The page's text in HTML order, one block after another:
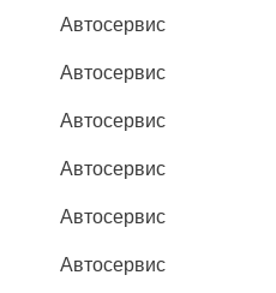
Автосервис
Автосервис
Автосервис
Автосервис
Автосервис
Автосервис